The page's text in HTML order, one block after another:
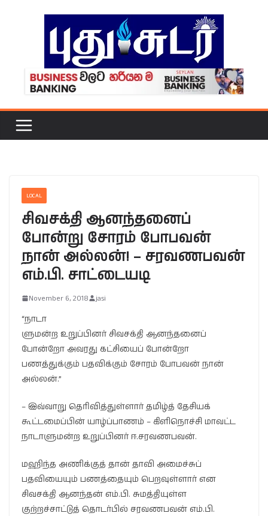
LOCAL
சிவசக்தி ஆனந்தனைப்
போன்று சோரம் போபவன்
நான் அல்லன்! – சரவணபவன்
எம்.பி. சாட்டையடி
November 6, 2018 jasi
“நாடா
ளுமன்ற உறுப்பினர் சிவசக்தி ஆனந்தனைப்
போன்றோ அவரது கட்சியைப் போன்றோ
பணத்துக்கும் பதவிக்கும் சோரம் போபவன் நான்
அல்லன்.”
– இவ்வாறு தெரிவித்துள்ளார் தமிழ்த் தேசியக்
கூட்டமைப்பின் யாழ்ப்பாணம் – கிளிநொச்சி மாவட்ட
நாடாளுமன்ற உறுப்பினர் ஈ.சரவணபவன்.
மஹிந்த அணிக்குத் தான் தாவி அமைச்சுப்
பதவியையும் பணத்தையும் பெறவுள்ளார் என
சிவசக்தி ஆனந்தன் எம்.பி. சுமத்தியுள்ள
குற்றச்சாட்டுத் தொடர்பில் சரவணபவன் எம்.பி.